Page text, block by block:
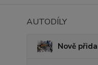
AUTODÍLY
Nově